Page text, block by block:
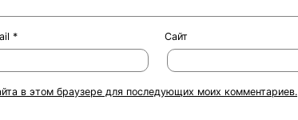
* Сайт
в этом браузере для последующих моих комментариев.